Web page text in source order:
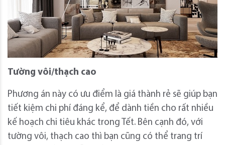
Tường vôi/thạch cao
Phương án này có ưu điểm là giá thành rẻ sẽ giúp bạn
tiết kiệm chi phí đáng kể, để dành tiền cho rất nhiều
kế hoạch chi tiêu khác trong Tết. Bên cạnh đó, với
tường vôi, thạch cao thì bạn cũng có thể trang trí